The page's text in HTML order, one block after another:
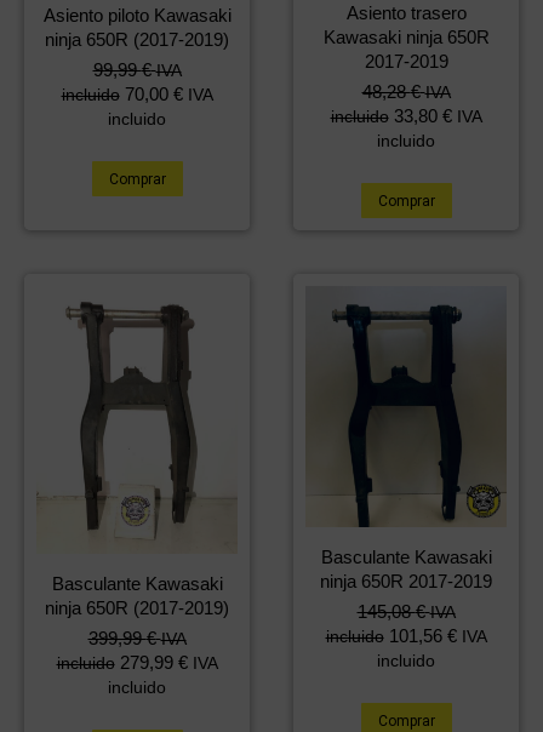
Asiento piloto Kawasaki
ninja 650R (2017-2019)
99,99€ IVA
incluido 70,00 € IVA
incluido
Comprar
Asiento trasero
Kawasaki ninja 650R
2017-2019
48,28€ IVA
incluido 33,80 € IVA
incluido
Comprar
Basculante Kawasaki
ninja 650R (2017-2019)
399,99€ IVA
incluido 279,99 € IVA
incluido
Basculante Kawasaki
ninja 650R 2017-2019
145,08€ IVA
incluido 101,56 € IVA
incluido
Comprar